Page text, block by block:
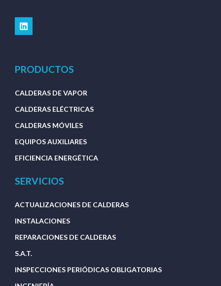
PRODUCTOS
CALDERAS DE VAPOR
CALDERAS ELÉCTRICAS
CALDERAS MÓVILES
EQUIPOS AUXILIARES
EFICIENCIA ENERGÉTICA
SERVICIOS
ACTUALIZACIONES DE CALDERAS
INSTALACIONES
REPARACIONES DE CALDERAS
S.A.T.
INSPECCIONES PERIÓDICAS OBLIGATORIAS